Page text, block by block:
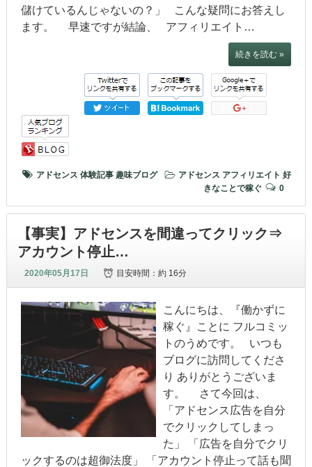
儲けているんじゃないの？」 こんな疑問にお答えし
ます。 早速ですが結論、 アフィリエイト…
続きを読む »
アドセンス 体験記事 趣味ブログ アドセンス アフィリエイト 好
きなことで稼ぐ
0
【事実】アドセンスを間違ってクリック⇒
アカウント停止…
2020年05月17日 目安時間：約 16分
こんにちは、『働かずに
稼ぐ』ことに フルコミッ
トのうめです。 いつも
ブログに訪問してくださ
り ありがとうございま
す。 さて今回は、
「アドセンス広告を自分
でクリックしてしまっ
た」 「広告を自分でクリ
ックするのは超御法度」 「アカウント停止って話も聞